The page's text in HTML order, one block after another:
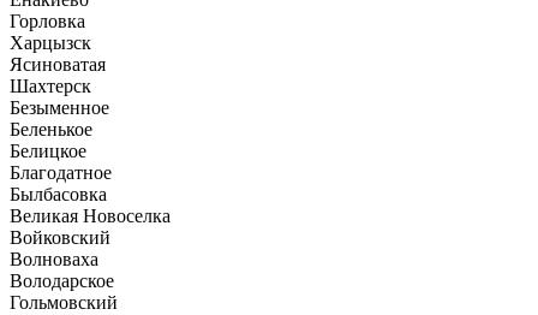
Горловка
Харцызск
Ясиноватая
Шахтерск
Безыменное
Беленькое
Белицкое
Благодатное
Былбасовка
Великая Новоселка
Войковский
Волноваха
Володарское
Гольмовский